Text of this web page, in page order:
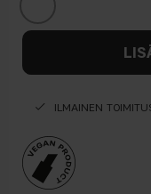
ILMAINEN